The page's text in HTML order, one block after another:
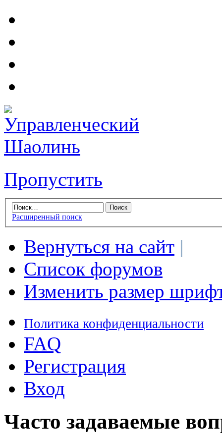
Пропустить
Расширенный поиск
Вернуться на сайт |
Список форумов
Изменить размер
Политика конфиденциальности
FAQ
Регистрация
Вход
Часто задаваемые